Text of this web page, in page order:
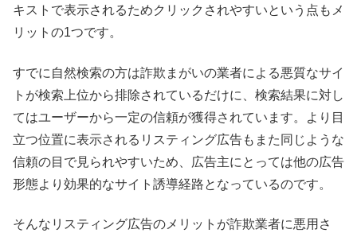
キストで表示されるためクリックされやすいという点もメ
リットの1つです。
すでに自然検索の方は詐欺まがいの業者による悪質なサイ
トが検索上位から排除されているだけに、検索結果に対し
てはユーザーから一定の信頼が獲得されています。より目
立つ位置に表示されるリスティング広告もまた同じような
信頼の目で見られやすいため、広告主にとっては他の広告
形態より効果的なサイト誘導経路となっているのです。
そんなリスティング広告のメリットが詐欺業者に悪用さ